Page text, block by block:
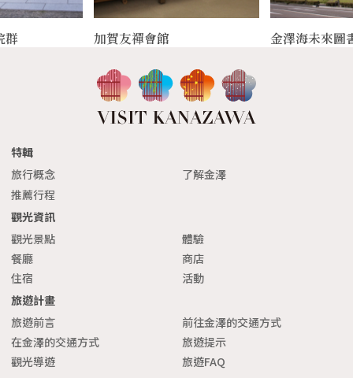
群 加賀友禪會館 金澤海未來圖
特輯
旅行概念
了解金澤
推薦行程
觀光資訊
觀光景點
體驗
餐廳
商店
住宿
活動
旅遊計畫
旅遊前言
前往金澤的交通方式
在金澤的交通方式
旅遊提示
觀光導遊
旅遊FAQ